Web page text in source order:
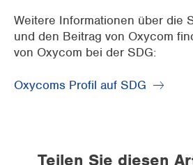
Weitere Informationen über die
und den Beitrag von Oxycom
von Oxycom bei der SDG:
Oxycoms Profil auf SDG
Teilen Sie diesen